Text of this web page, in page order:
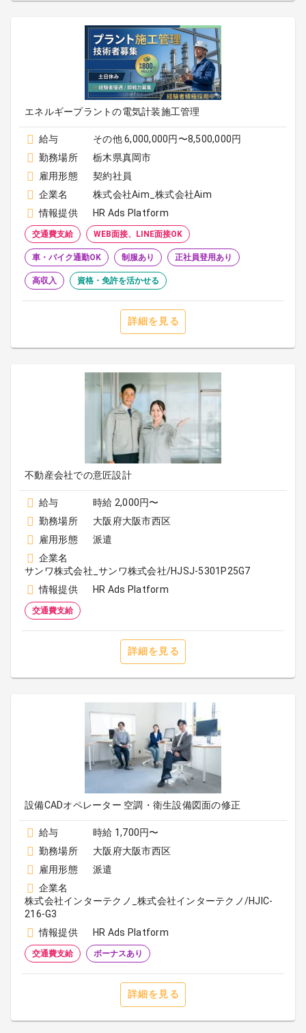
エネルギープラントの電気計装施工管理
給与
その他 6,000,000円〜8,500,000円
勤務場所
栃木県真岡市
雇用形態
契約社員
企業名
株式会社Aim_株式会社Aim
情報提供
HR Ads Platform
交通費支給 WEB面接、LINE面接OK
車・バイク通勤OK 制服あり 正社員登用あり
高収入 資格・免許を活かせる
詳細を見る
不動産会社での意匠設計
給与
時給 2,000円〜
勤務場所
大阪府大阪市西区
雇用形態
派遣
企業名
サンワ株式会社_サンワ株式会社/HJSJ-5301P25G7
情報提供
HR Ads Platform
交通費支給
詳細を見る
設備CADオペレーター 空調・衛生設備図面の修正
給与
時給 1,700円〜
勤務場所
大阪府大阪市西区
雇用形態
派遣
企業名
株式会社インターテクノ_株式会社インターテクノ/HJIC-
216-G3
情報提供
HR Ads Platform
交通費支給 ボーナスあり
詳細を見る